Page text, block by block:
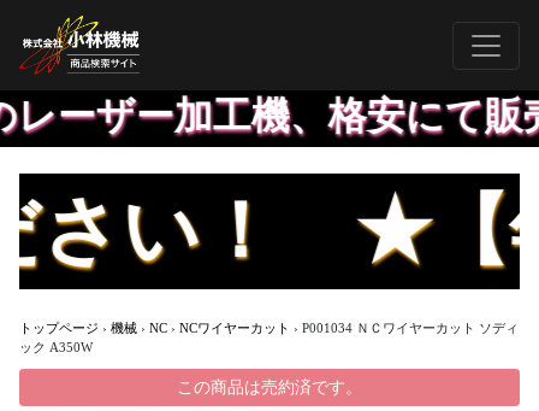
加工機、格安にて販売し
末年
トップページ › 機械 › NC › NCワイヤーカット › P001034 ＮＣワイヤーカット ソディ
ック A350W
この商品は売約済です。